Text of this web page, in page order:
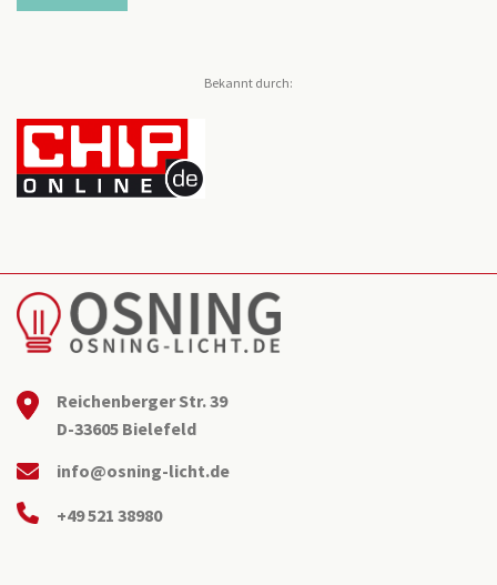
Bekannt durch:
Reichenberger Str. 39
D-33605 Bielefeld
info@osning-licht.de
+49 521 38980